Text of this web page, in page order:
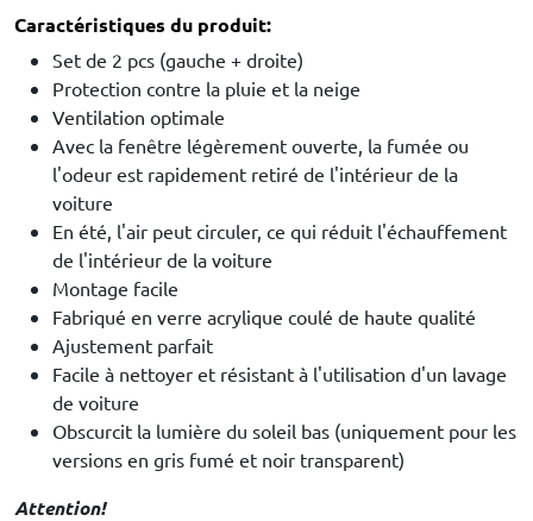
Caractéristiques du produit:
Set de 2 pcs (gauche + droite)
Protection contre la pluie et la neige
Ventilation optimale
Avec la fenêtre légèrement ouverte, la fumée ou
l'odeur est rapidement retiré de l'intérieur de la
voiture
En été, l'air peut circuler, ce qui réduit l'échauffement
de l'intérieur de la voiture
Montage facile
Fabriqué en verre acrylique coulé de haute qualité
Ajustement parfait
Facile à nettoyer et résistant à l'utilisation d'un lavage
de voiture
Obscurcit la lumière du soleil bas (uniquement pour les
versions en gris fumé et noir transparent)
Attention!